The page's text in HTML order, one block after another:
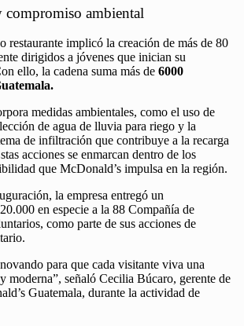
ambiental
restaurante implicó la creación de más de 80
dirigidos a jóvenes que inician su
ello, la cadena suma más de 6000
medidas ambientales, como el uso de
de agua de lluvia para riego y la
de infiltración que contribuye a la recarga
acciones se enmarcan dentro de los
que McDonald’s impulsa en la región.
la empresa entregó un
en especie a la 88 Compañía de
como parte de sus acciones de
para que cada visitante viva una
moderna”, señaló Cecilia Búcaro, gerente de
Guatemala, durante la actividad de